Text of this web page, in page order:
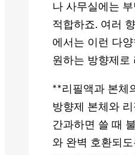
나 사무실에는
적합하죠. 여러
에서는 이런 다
원하는 방향제로
**리필액과 본체
방향제 본체와
간과하면 쓸 때
와 완벽 호환되